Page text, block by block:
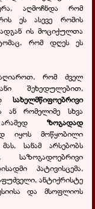
აღმოჩნდა რომ
ეს ასევე რომის
ის მოციქულთა
რომ დღეს ეს
რომ ძველ
შეხედულებით,
სახელმწიფოებრივი
რომელიმე სხვა
ზოგადად
იყოს მოწყობილი
სანამ არსებობს
პატივისცემა,
ანტიქრისტე
და მსოფლიოს